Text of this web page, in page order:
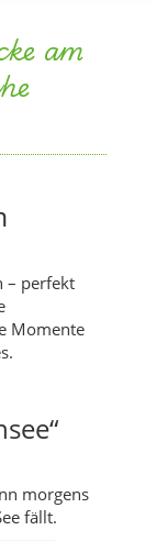
Momente
fällt.